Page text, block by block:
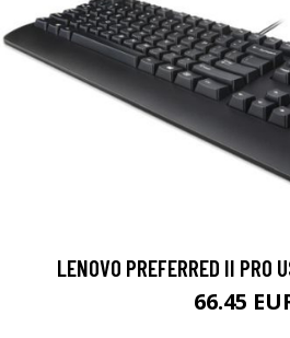
LENOVO PREFERRED II PRO
66.45